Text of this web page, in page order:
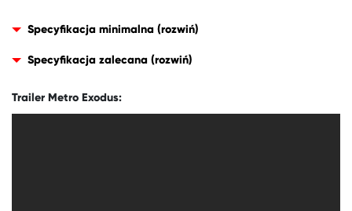
Specyfikacja minimalna
Specyfikacja zalecana
Trailer Metro Exodus: